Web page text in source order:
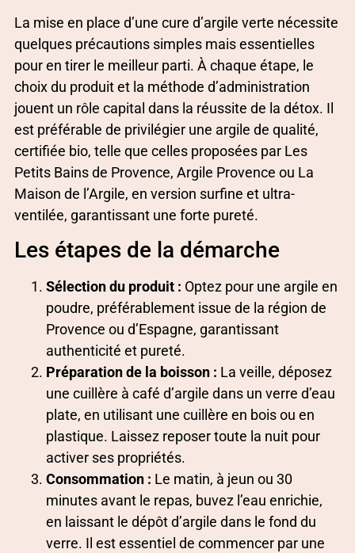
La mise en place d’une cure d’argile verte nécessite
quelques précautions simples mais essentielles
pour en tirer le meilleur parti. À chaque étape, le
choix du produit et la méthode d’administration
jouent un rôle capital dans la réussite de la détox. Il
est préférable de privilégier une argile de qualité,
certifiée bio, telle que celles proposées par Les
Petits Bains de Provence, Argile Provence ou La
Maison de l’Argile, en version surfine et ultra-
ventilée, garantissant une forte pureté.
Les étapes de la démarche
Sélection du produit : Optez pour une argile en
poudre, préférablement issue de la région de
Provence ou d’Espagne, garantissant
authenticité et pureté.
Préparation de la boisson : La veille, déposez
une cuillère à café d’argile dans un verre d’eau
plate, en utilisant une cuillère en bois ou en
plastique. Laissez reposer toute la nuit pour
activer ses propriétés.
Consommation : Le matin, à jeun ou 30
minutes avant le repas, buvez l’eau enrichie,
en laissant le dépôt d’argile dans le fond du
verre. Il est essentiel de commencer par une